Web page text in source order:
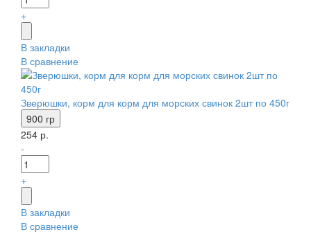
+
В закладки
В сравнение
Зверюшки, корм для корм для морских свинок 2шт по 450г
900 гр
254 р.
-
+
В закладки
В сравнение